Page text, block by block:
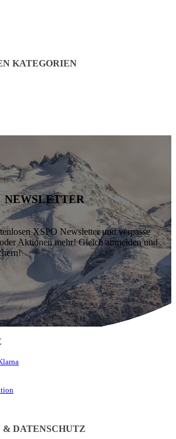
KATEGORIEN
NEWSLETTER
XSPO Newsletter und verpasse
Aktionen mehr! Gleich anmelden und
DATENSCHUTZ